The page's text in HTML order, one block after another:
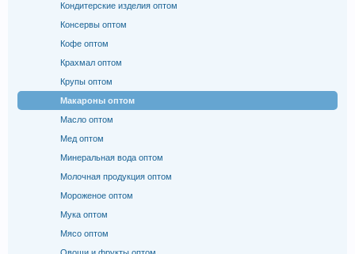
Кондитерские изделия оптом
Консервы оптом
Кофе оптом
Крахмал оптом
Крупы оптом
Макароны оптом
Масло оптом
Мед оптом
Минеральная вода оптом
Молочная продукция оптом
Мороженое оптом
Мука оптом
Мясо оптом